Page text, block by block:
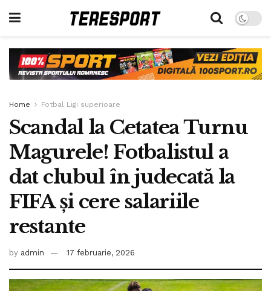
Home Fotbal Ligi superioare
Scandal la Cetatea Turnu
Magurele! Fotbalistul a
dat clubul în judecată la
FIFA şi cere salariile
restante
by admin 17 februarie, 2026